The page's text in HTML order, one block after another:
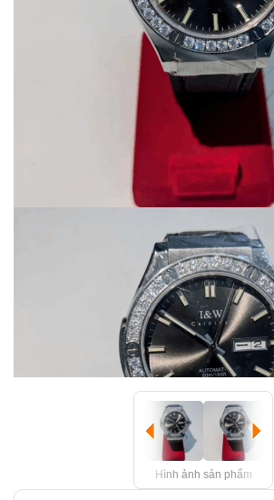
Hình ảnh sản phẩm